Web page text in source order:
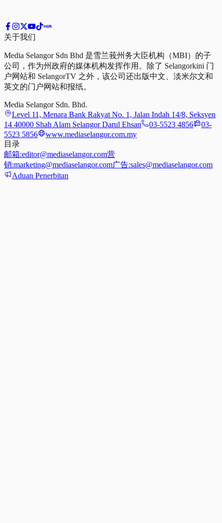
关于我们
Media Selangor Sdn Bhd 是雪兰莪州务大臣机构（MBI）的子
公司，作为州政府的媒体机构发挥作用。除了 Selangorkini 门
户网站和 SelangorTV 之外，该公司还出版中文、淡米尔文和
英文的门户网站和报纸。
Media Selangor Sdn. Bhd.
Level 11, Menara Bank Rakyat No. 1, Jalan Indah 14/8, Seksyen
14 40000 Shah Alam Selangor Darul Ehsan
03-5523 4856
03-
5523 5856
www.mediaselangor.com.my
目录
邮箱:editor@mediaselangor.com营
销:marketing@mediaselangor.com广告:sales@mediaselangor.com
Aduan Penerbitan